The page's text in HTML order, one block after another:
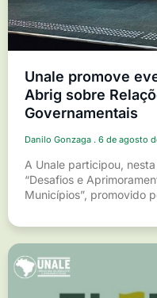
Unale promove
Abrig sobre
Governamentais
Danilo Gonzaga 6 de agosto
A Unale participou,
“Desafios e
Municípios”, promovido